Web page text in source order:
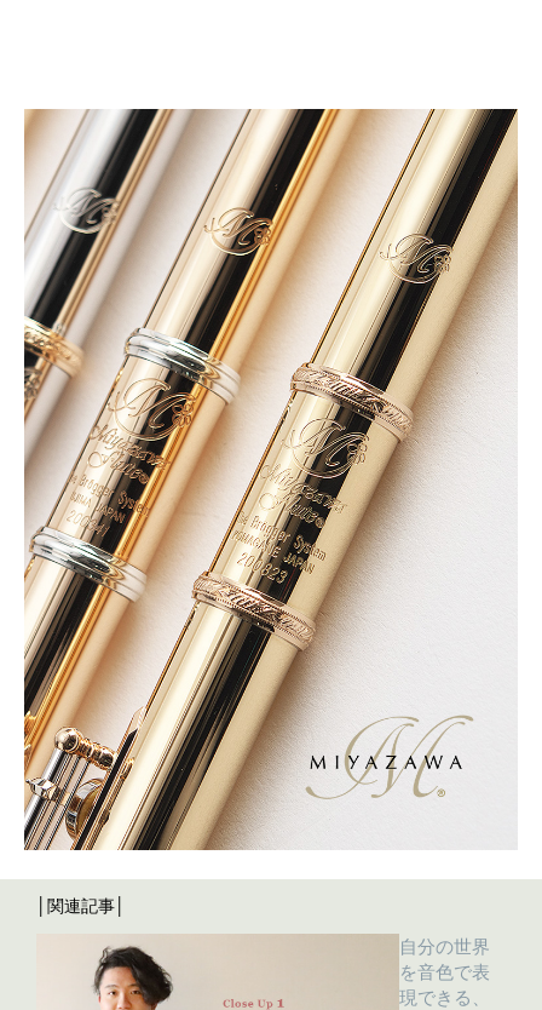
│関連記事│
自分の世界
を音色で表
現できる、